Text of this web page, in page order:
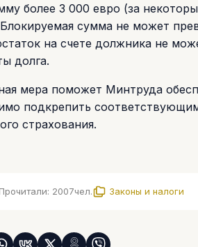
более 3 000 евро (за
сумма не может
на счете должника не
долга.
мера поможет Минтруда
подкрепить
страхования.
Прочитали: 2007чел. Законы и налоги